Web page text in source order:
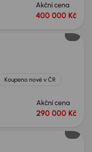
Akční cena
400 000 Kč
Koupeno nové v ČR
Akční cena
290 000 Kč